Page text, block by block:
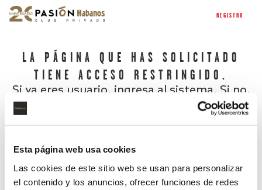
Esta página web usa cookies
Las cookies de este sitio web se usan para personalizar
el contenido y los anuncios, ofrecer funciones de redes
REGISTRO
LA PÁGINA QUE HAS SOLICITADO
TIENE ACCESO RESTRINGIDO.
Si ya eres usuario, ingresa al sistema. Si no,